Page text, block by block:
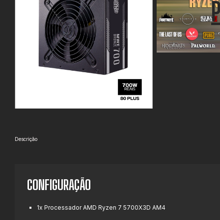
Descrição
CONFIGURAÇÃO
1x Processador AMD Ryzen 7 5700X3D AM4